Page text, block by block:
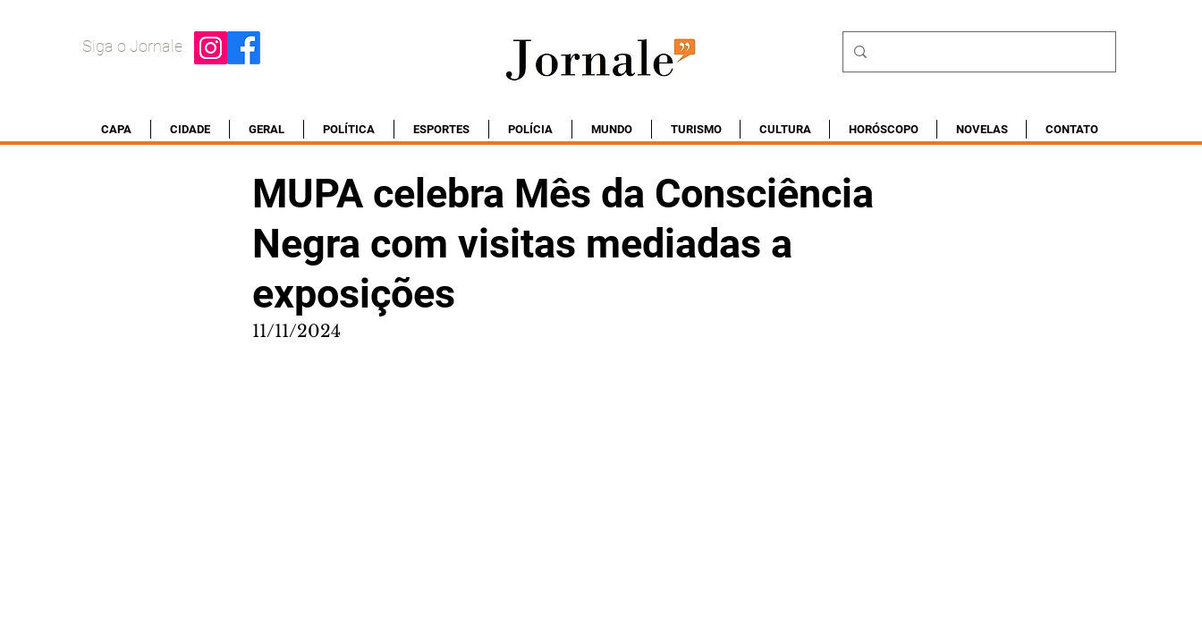
Siga o Jornale
CAPA CIDADE GERAL POLÍTICA ESPORTES POLÍCIA MUNDO TURISMO CULTURA HORÓSCOPO NOVELAS CONTATO
MUPA celebra Mês da Consciência
Negra com visitas mediadas a
exposições
11/11/2024